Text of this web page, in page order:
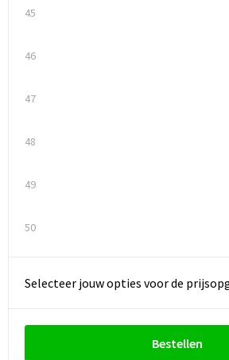
45
46
47
48
49
50
Selecteer jouw opties voor de
Bestellen